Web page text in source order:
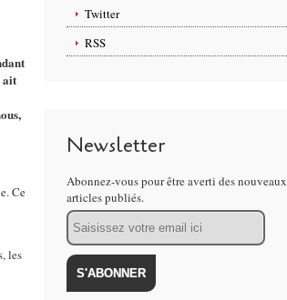
Ce
les
Twitter
RSS
Newsletter
Abonnez-vous pour être averti des nouveaux
articles publiés.
Email